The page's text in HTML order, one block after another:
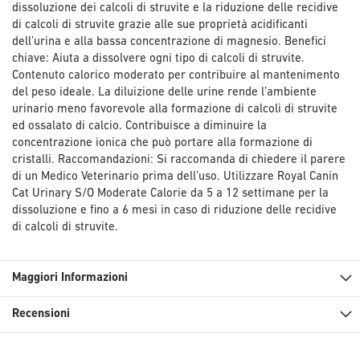
dissoluzione dei calcoli di struvite e la riduzione delle recidive
di calcoli di struvite grazie alle sue proprietà acidificanti
dell’urina e alla bassa concentrazione di magnesio. Benefici
chiave: Aiuta a dissolvere ogni tipo di calcoli di struvite.
Contenuto calorico moderato per contribuire al mantenimento
del peso ideale. La diluizione delle urine rende l’ambiente
urinario meno favorevole alla formazione di calcoli di struvite
ed ossalato di calcio. Contribuisce a diminuire la
concentrazione ionica che può portare alla formazione di
cristalli. Raccomandazioni: Si raccomanda di chiedere il parere
di un Medico Veterinario prima dell’uso. Utilizzare Royal Canin
Cat Urinary S/O Moderate Calorie da 5 a 12 settimane per la
dissoluzione e fino a 6 mesi in caso di riduzione delle recidive
di calcoli di struvite.
Maggiori Informazioni
Recensioni